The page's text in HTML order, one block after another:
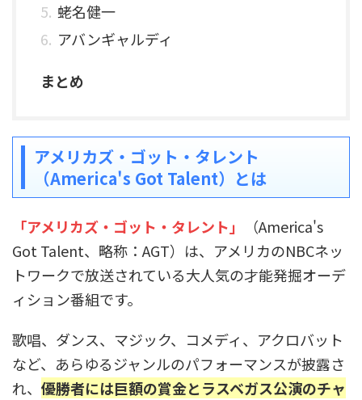
蛯名健一
アバンギャルディ
まとめ
アメリカズ・ゴット・タレント
（America's Got Talent）とは
「アメリカズ・ゴット・タレント」
（America's
Got Talent、略称：AGT）は、アメリカのNBCネッ
トワークで放送されている大人気の才能発掘オーデ
ィション番組です。
歌唱、ダンス、マジック、コメディ、アクロバット
など、あらゆるジャンルのパフォーマンスが披露さ
れ、 優勝者には巨額の賞金とラスベガス公演のチャ